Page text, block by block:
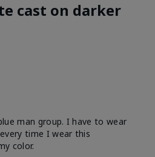
cast on darker
man group. I have to wear
time I wear this
color.